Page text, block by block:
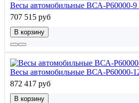
Весы автомобильные ВСА-Р60000-
707 515 руб
В корзину
Весы автомобильные ВСА-Р60000-
872 417 руб
В корзину